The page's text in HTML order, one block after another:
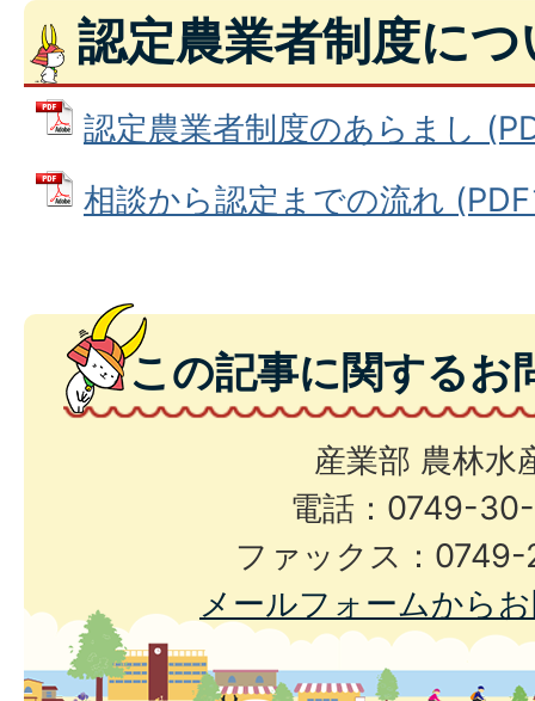
認定農業者制度に
認定農業者制度のあらまし
相談から認定までの流れ
この記事に関するお
産業部 農林水
電話：0749-
ファックス：
メールフォームから